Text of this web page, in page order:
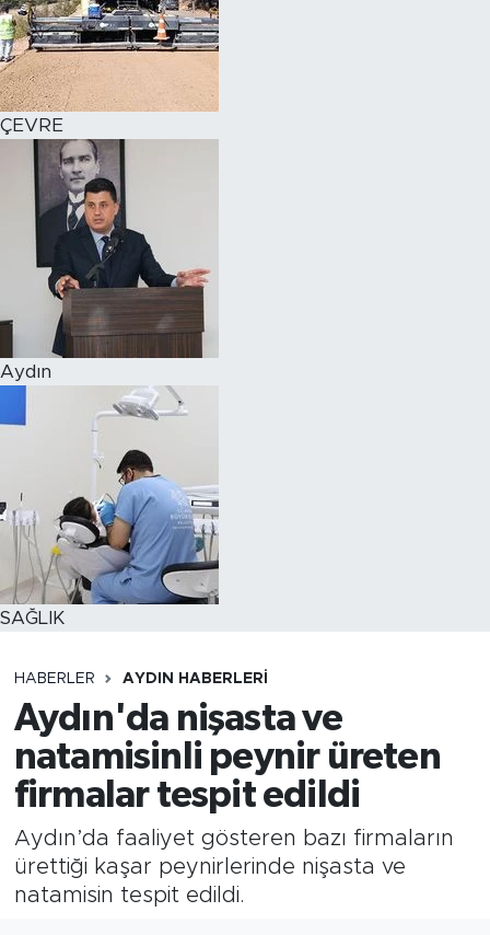
ÇEVRE
Aydın
SAĞLIK
HABERLER AYDIN HABERLERI
Aydın'da nişasta ve
natamisinli peynir üreten
firmalar tespit edildi
Aydın’da faaliyet gösteren bazı firmaların
ürettiği kaşar peynirlerinde nişasta ve
natamisin tespit edildi.